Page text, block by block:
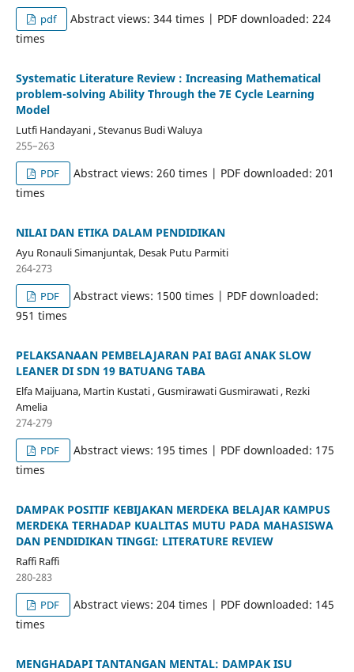
pdf
Abstract views: 344 times | PDF downloaded: 224
times
Systematic Literature Review : Increasing Mathematical
problem-solving Ability Through the 7E Cycle Learning
Model
Lutfi Handayani , Stevanus Budi Waluya
255–263
PDF
Abstract views: 260 times | PDF downloaded: 201
times
NILAI DAN ETIKA DALAM PENDIDIKAN
Ayu Ronauli Simanjuntak, Desak Putu Parmiti
264-273
PDF
Abstract views: 1500 times | PDF downloaded:
951 times
PELAKSANAAN PEMBELAJARAN PAI BAGI ANAK SLOW
LEANER DI SDN 19 BATUANG TABA
Elfa Maijuana, Martin Kustati , Gusmirawati Gusmirawati , Rezki
Amelia
274-279
PDF
Abstract views: 195 times | PDF downloaded: 175
times
DAMPAK POSITIF KEBIJAKAN MERDEKA BELAJAR KAMPUS
MERDEKA TERHADAP KUALITAS MUTU PADA MAHASISWA
DAN PENDIDIKAN TINGGI: LITERATURE REVIEW
Raffi Raffi
280-283
PDF
Abstract views: 204 times | PDF downloaded: 145
times
MENGHADAPI TANTANGAN MENTAL: DAMPAK ISU